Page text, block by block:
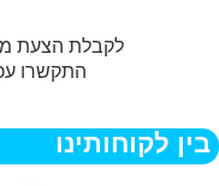
לקבלת הצעת
התקשרו
בין לקוחותינו